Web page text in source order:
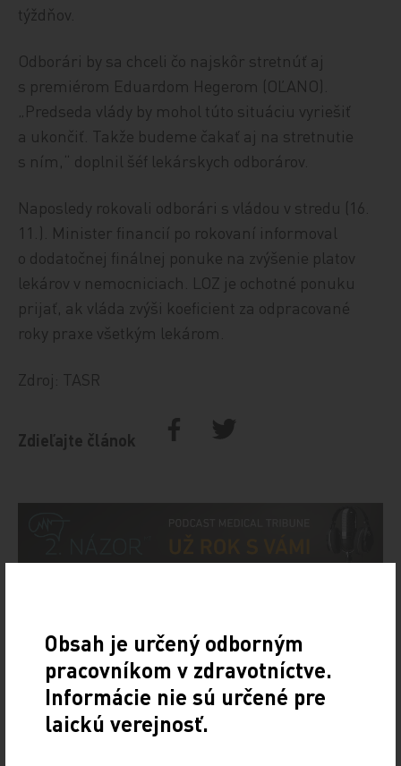
týždňov.
Odborári by sa chceli čo najskôr stretnúť aj
s premiérom Eduardom Hegerom (OĽANO).
„Predseda vlády by mohol túto situáciu vyriešiť
a ukončiť. Takže budeme čakať aj na stretnutie
s ním,“ doplnil šéf lekárskych odborárov.
Naposledy rokovali odborári s vládou v stredu (16.
11.). Minister financií po rokovaní informoval
o dodatočnej finálnej ponuke na zvýšenie platov
lekárov v nemocniciach. LOZ je ochotné ponuku
prijať, ak vláda zvýši koeficient za odpracované
roky praxe všetkým lekárom.
Zdroj: TASR
Zdieľajte článok
Dva týždne do konca výpovednej
lehoty. Mnohí vyzývajú vládu a
odborárov, aby zabránili
katastrofe
Obsah je určený odborným
pracovníkom v zdravotníctve.
Informácie nie sú určené pre
laickú verejnosť.